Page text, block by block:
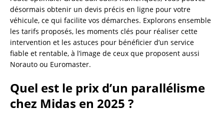
désormais obtenir un devis précis en ligne pour votre
véhicule, ce qui facilite vos démarches. Explorons ensemble
les tarifs proposés, les moments clés pour réaliser cette
intervention et les astuces pour bénéficier d’un service
fiable et rentable, à l’image de ceux que proposent aussi
Norauto ou Euromaster.
Quel est le prix d’un parallélisme
chez Midas en 2025 ?